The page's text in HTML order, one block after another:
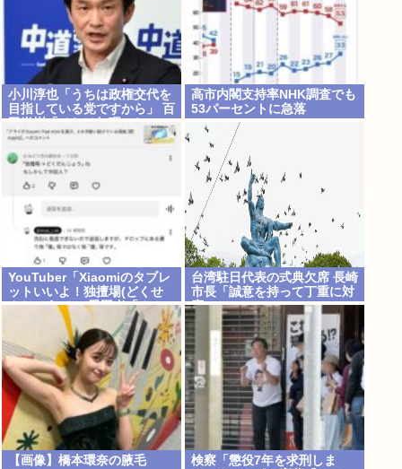
小川淳也「うちは政権交代を
目指している党ですから」 百
田尚樹「それは無理でしょ
う」
高市内閣支持率NHK調査でも
53パーセントに急落
YouTuber「Xiaomiのタブレ
ットいいよ！独擅場(どくせ
んじょう)！」愛国者「？！
独壇場→どくだんじょう、
な？中国人（笑）」シュババ
バ
台湾駐日代表の式典欠席 長崎
市長「誠意を持って丁重に対
応」
【画像】橋本環奈の腋毛
検察「懲役7年を求刑しま